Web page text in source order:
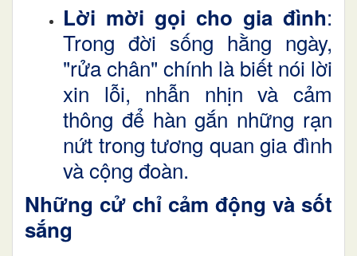
Lời mời gọi cho gia đình:
Trong đời sống hằng ngày,
"rửa chân" chính là biết nói lời
xin lỗi, nhẫn nhịn và cảm
thông để hàn gắn những rạn
nứt trong tương quan gia đình
và cộng đoàn.
Những cử chỉ cảm động và sốt
sắng